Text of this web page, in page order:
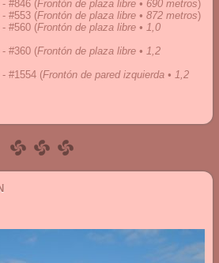
#846 (Frontón de plaza libre • 690 metros)
#553 (Frontón de plaza libre • 872 metros)
#560 (Frontón de plaza libre • 1,0
#360 (Frontón de plaza libre • 1,2
#1554 (Frontón de pared izquierda • 1,2